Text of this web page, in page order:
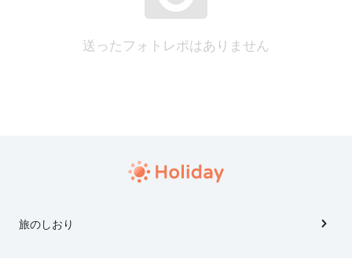
送ったフォトレポはありません
旅のしおり